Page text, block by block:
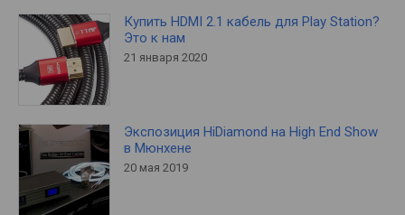
Купить HDMI 2.1 кабель для Play Station?
Это к нам
21 января 2020
Экспозиция HiDiamond на High End Show
в Мюнхене
20 мая 2019